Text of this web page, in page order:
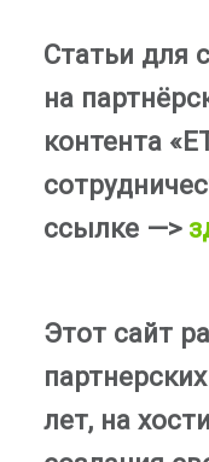
Статьи для
на
контента
ссылке —>
Этот сайт
лет, на